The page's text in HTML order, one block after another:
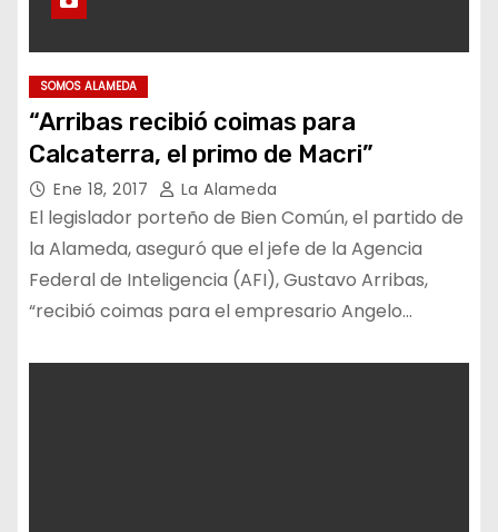
SOMOS ALAMEDA
“Arribas recibió coimas para
Calcaterra, el primo de Macri”
Ene 18, 2017 La Alameda
El legislador porteño de Bien Común, el partido de
la Alameda, aseguró que el jefe de la Agencia
Federal de Inteligencia (AFI), Gustavo Arribas,
“recibió coimas para el empresario Angelo…